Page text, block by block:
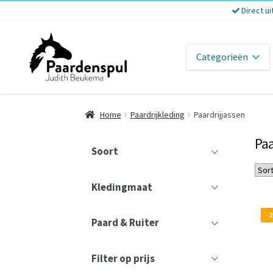
Direct
Categorieën
Home Paardrijkleding Paardrijjassen
-
Soort
Kledingmaat
Paard & Ruiter
Filter op prijs